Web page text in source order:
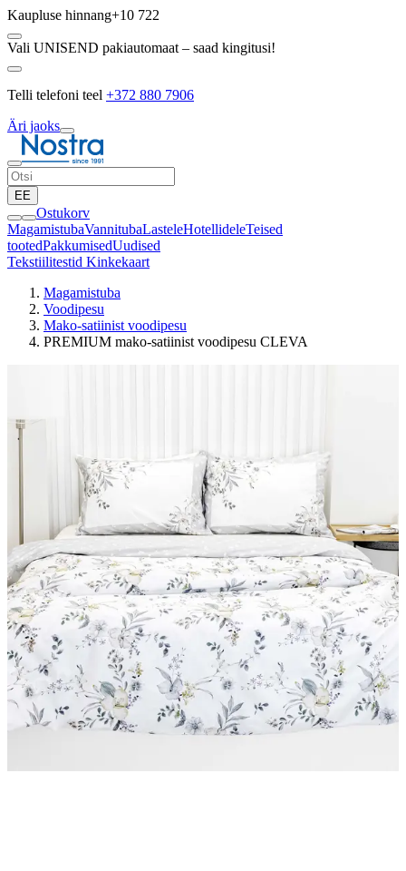
Kaupluse hinnang+10 722
Vali UNISEND pakiautomaat – saad kingitusi!
Telli telefoni teel +372 880 7906
Äri jaoks
EE
Ostukorv
MagamistubaVannitubaLasteleHotellideleTeised
tootedPakkumisedUudised
Tekstiilitestid Kinkekaart
Magamistuba
Voodipesu
Mako-satiinist voodipesu
PREMIUM mako-satiinist voodipesu CLEVA